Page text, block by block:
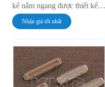
kế nằm ngang được thiết kế
cho các linh kiện DIP. Sản
phẩm cung cấp kết nối đáng
PCB, dễ dàng tích hợp và
hiệu suất điện ổn định cho
nhiều loại mạch kỹ thuật số
và tương tự.
Nhận giá tốt nhất